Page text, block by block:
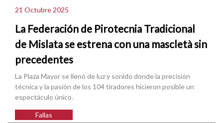
21 Octubre 2025
La Federación de Pirotecnia Tradicional
de Mislata se estrena con una mascletà sin
precedentes
La Plaza Mayor se llenó de luz y sonido donde la precisión
técnica y la pasión de los 104 tiradores hicieron posible un
espectáculo único.
Fallas